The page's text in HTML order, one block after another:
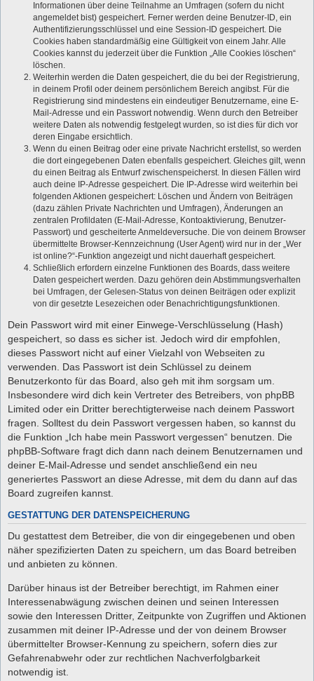
Informationen über deine Teilnahme an Umfragen (sofern du nicht
angemeldet bist) gespeichert. Ferner werden deine Benutzer-ID, ein
Authentifizierungsschlüssel und eine Session-ID gespeichert. Die
Cookies haben standardmäßig eine Gültigkeit von einem Jahr. Alle
Cookies kannst du jederzeit über die Funktion „Alle Cookies löschen“
löschen.
Weiterhin werden die Daten gespeichert, die du bei der Registrierung,
in deinem Profil oder deinem persönlichem Bereich angibst. Für die
Registrierung sind mindestens ein eindeutiger Benutzername, eine E-
Mail-Adresse und ein Passwort notwendig. Wenn durch den Betreiber
weitere Daten als notwendig festgelegt wurden, so ist dies für dich vor
deren Eingabe ersichtlich.
Wenn du einen Beitrag oder eine private Nachricht erstellst, so werden
die dort eingegebenen Daten ebenfalls gespeichert. Gleiches gilt, wenn
du einen Beitrag als Entwurf zwischenspeicherst. In diesen Fällen wird
auch deine IP-Adresse gespeichert. Die IP-Adresse wird weiterhin bei
folgenden Aktionen gespeichert: Löschen und Ändern von Beiträgen
(dazu zählen Private Nachrichten und Umfragen), Änderungen an
zentralen Profildaten (E-Mail-Adresse, Kontoaktivierung, Benutzer-
Passwort) und gescheiterte Anmeldeversuche. Die von deinem Browser
übermittelte Browser-Kennzeichnung (User Agent) wird nur in der „Wer
ist online?“-Funktion angezeigt und nicht dauerhaft gespeichert.
Schließlich erfordern einzelne Funktionen des Boards, dass weitere
Daten gespeichert werden. Dazu gehören dein Abstimmungsverhalten
bei Umfragen, der Gelesen-Status von deinen Beiträgen oder explizit
von dir gesetzte Lesezeichen oder Benachrichtigungsfunktionen.
Dein Passwort wird mit einer Einwege-Verschlüsselung (Hash)
gespeichert, so dass es sicher ist. Jedoch wird dir empfohlen,
dieses Passwort nicht auf einer Vielzahl von Webseiten zu
verwenden. Das Passwort ist dein Schlüssel zu deinem
Benutzerkonto für das Board, also geh mit ihm sorgsam um.
Insbesondere wird dich kein Vertreter des Betreibers, von phpBB
Limited oder ein Dritter berechtigterweise nach deinem Passwort
fragen. Solltest du dein Passwort vergessen haben, so kannst du
die Funktion „Ich habe mein Passwort vergessen“ benutzen. Die
phpBB-Software fragt dich dann nach deinem Benutzernamen und
deiner E-Mail-Adresse und sendet anschließend ein neu
generiertes Passwort an diese Adresse, mit dem du dann auf das
Board zugreifen kannst.
GESTATTUNG DER DATENSPEICHERUNG
Du gestattest dem Betreiber, die von dir eingegebenen und oben
näher spezifizierten Daten zu speichern, um das Board betreiben
und anbieten zu können.
Darüber hinaus ist der Betreiber berechtigt, im Rahmen einer
Interessenabwägung zwischen deinen und seinen Interessen
sowie den Interessen Dritter, Zeitpunkte von Zugriffen und Aktionen
zusammen mit deiner IP-Adresse und der von deinem Browser
übermittelter Browser-Kennung zu speichern, sofern dies zur
Gefahrenabwehr oder zur rechtlichen Nachverfolgbarkeit
notwendig ist.